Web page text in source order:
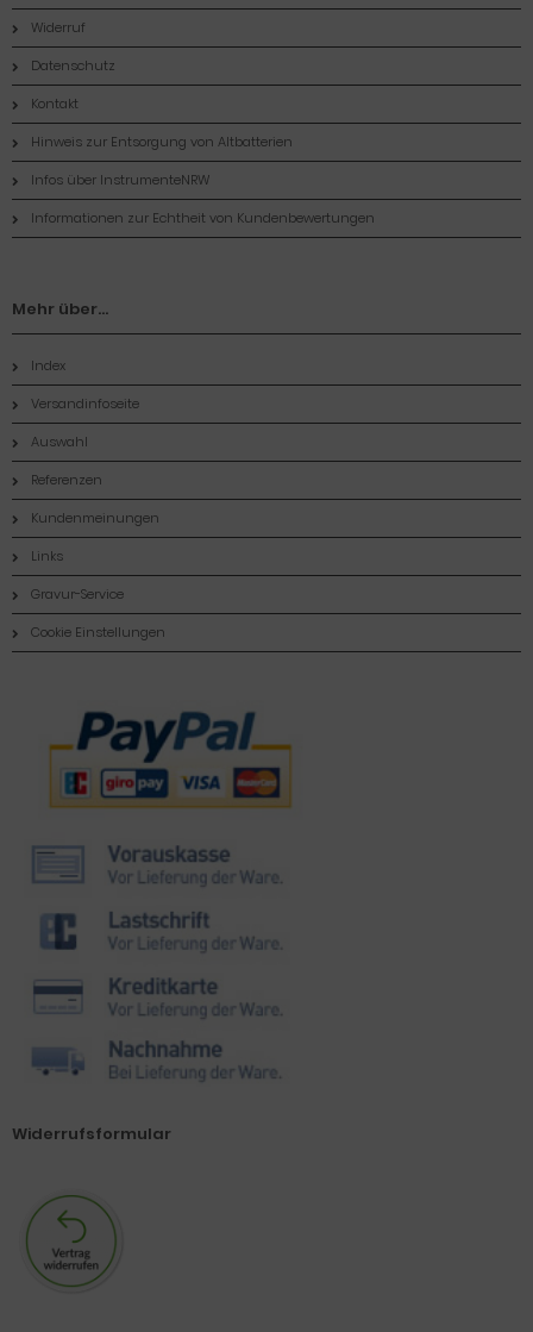
Widerruf
Datenschutz
Kontakt
Hinweis zur Entsorgung von Altbatterien
Infos über InstrumenteNRW
Informationen zur Echtheit von Kundenbewertungen
Mehr über...
Index
Versandinfoseite
Auswahl
Referenzen
Kundenmeinungen
Links
Gravur-Service
Cookie Einstellungen
Zahlungsmethoden
Widerrufsformular